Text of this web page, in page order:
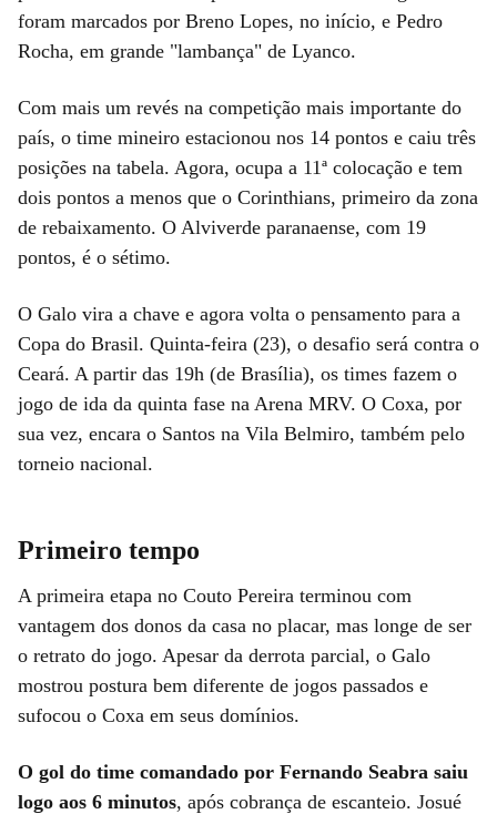
foram marcados por Breno Lopes, no início, e Pedro
Rocha, em grande "lambança" de Lyanco.
Com mais um revés na competição mais importante do
país, o time mineiro estacionou nos 14 pontos e caiu três
posições na tabela. Agora, ocupa a 11ª colocação e tem
dois pontos a menos que o Corinthians, primeiro da zona
de rebaixamento. O Alviverde paranaense, com 19
pontos, é o sétimo.
O Galo vira a chave e agora volta o pensamento para a
Copa do Brasil. Quinta-feira (23), o desafio será contra o
Ceará. A partir das 19h (de Brasília), os times fazem o
jogo de ida da quinta fase na Arena MRV. O Coxa, por
sua vez, encara o Santos na Vila Belmiro, também pelo
torneio nacional.
Primeiro tempo
A primeira etapa no Couto Pereira terminou com
vantagem dos donos da casa no placar, mas longe de ser
o retrato do jogo. Apesar da derrota parcial, o Galo
mostrou postura bem diferente de jogos passados e
sufocou o Coxa em seus domínios.
O gol do time comandado por Fernando Seabra saiu
logo aos 6 minutos, após cobrança de escanteio. Josué